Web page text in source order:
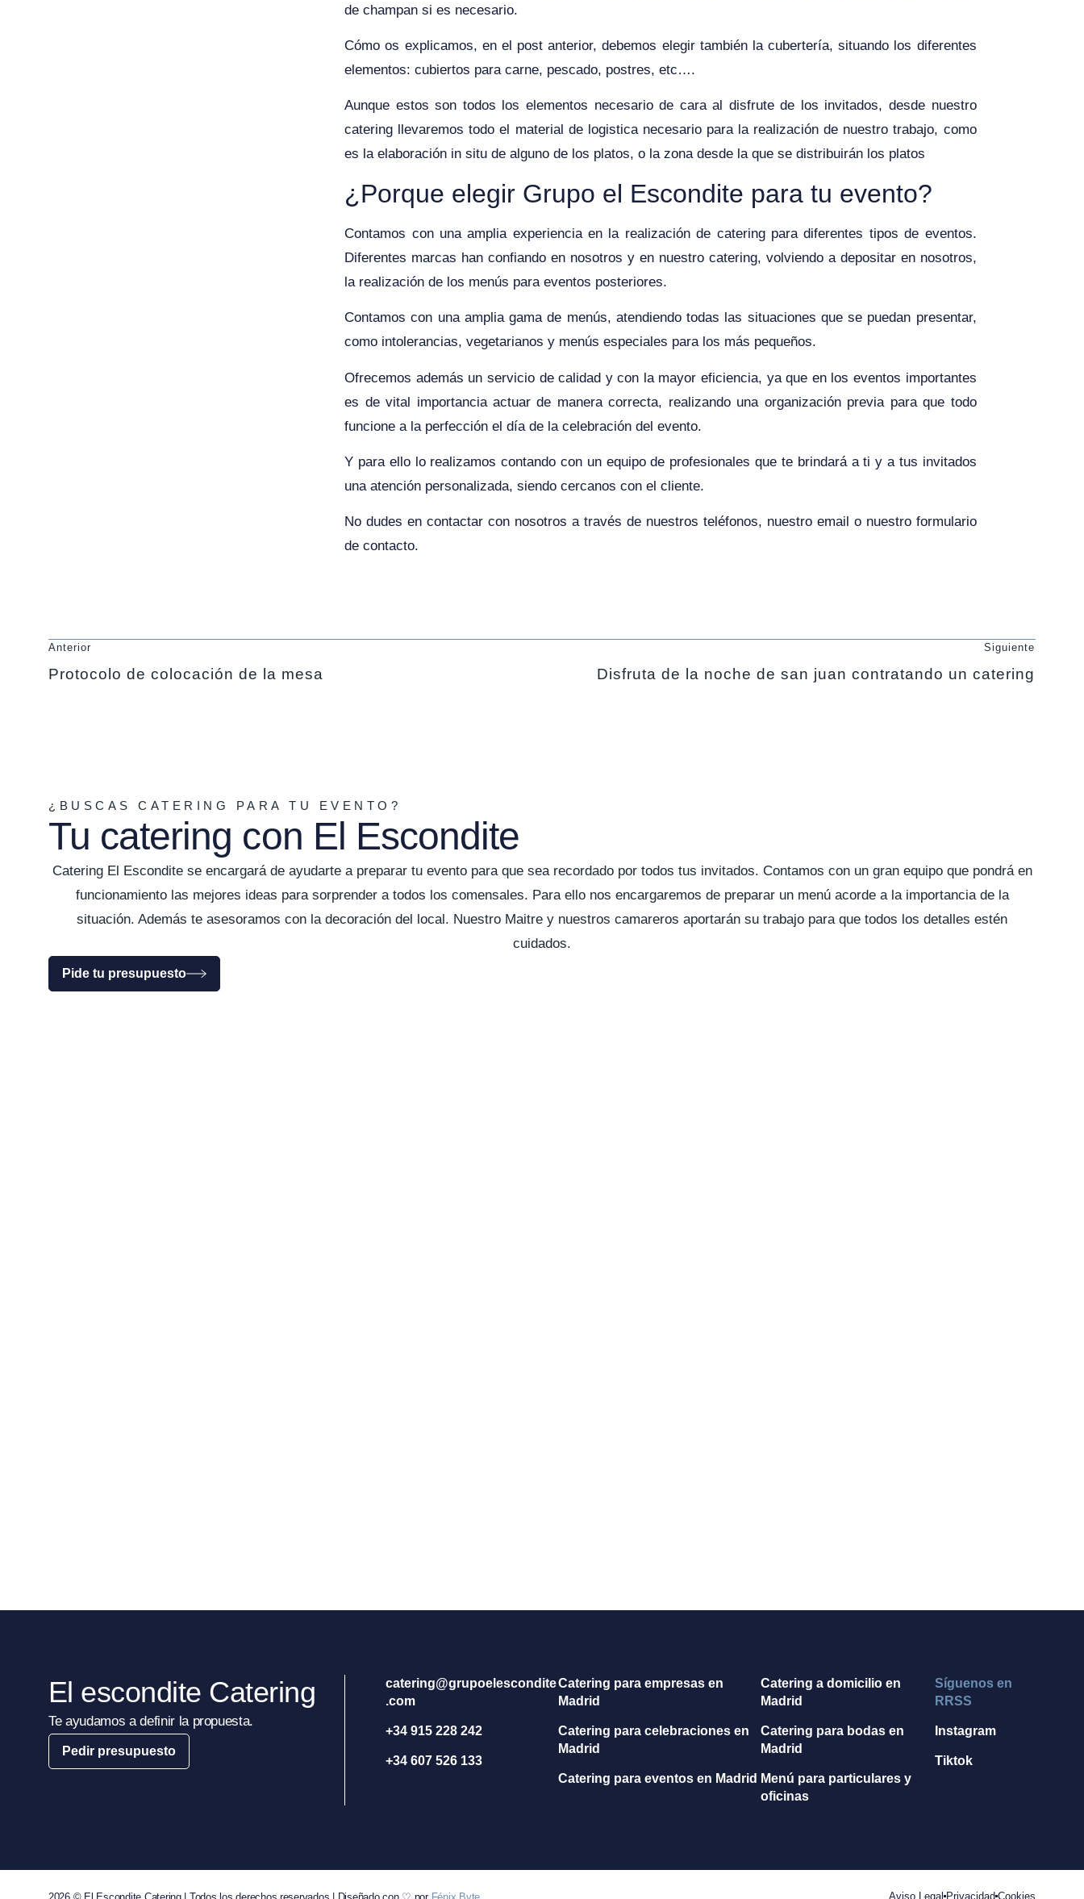
de champan si es necesario.
Cómo os explicamos, en el post anterior, debemos elegir también la cubertería, situando los diferentes
elementos: cubiertos para carne, pescado, postres, etc….
Aunque estos son todos los elementos necesario de cara al disfrute de los invitados, desde nuestro
catering llevaremos todo el material de logistica necesario para la realización de nuestro trabajo, como
es la elaboración in situ de alguno de los platos, o la zona desde la que se distribuirán los platos
¿Porque elegir Grupo el Escondite para tu evento?
Contamos con una amplia experiencia en la realización de catering para diferentes tipos de eventos.
Diferentes marcas han confiando en nosotros y en nuestro catering, volviendo a depositar en nosotros,
la realización de los menús para eventos posteriores.
Contamos con una amplia gama de menús, atendiendo todas las situaciones que se puedan presentar,
como intolerancias, vegetarianos y menús especiales para los más pequeños.
Ofrecemos además un servicio de calidad y con la mayor eficiencia, ya que en los eventos importantes
es de vital importancia actuar de manera correcta, realizando una organización previa para que todo
funcione a la perfección el día de la celebración del evento.
Y para ello lo realizamos contando con un equipo de profesionales que te brindará a ti y a tus invitados
una atención personalizada, siendo cercanos con el cliente.
No dudes en contactar con nosotros a través de nuestros teléfonos, nuestro email o nuestro formulario
de contacto.
Anterior
Protocolo de colocación de la mesa
Siguiente
Disfruta de la noche de san juan contratando un catering
¿BUSCAS CATERING PARA TU EVENTO?
Tu catering con El Escondite
Catering El Escondite se encargará de ayudarte a preparar tu evento para que sea recordado por todos tus invitados. Contamos con un gran equipo que pondrá en
funcionamiento las mejores ideas para sorprender a todos los comensales. Para ello nos encargaremos de preparar un menú acorde a la importancia de la
situación. Además te asesoramos con la decoración del local. Nuestro Maitre y nuestros camareros aportarán su trabajo para que todos los detalles estén
cuidados.
Pide tu presupuesto
El escondite Catering
Te ayudamos a definir la propuesta.
Pedir presupuesto
catering@grupoelescondite
.com
+34 915 228 242
+34 607 526 133
Catering para empresas en
Madrid
Catering para celebraciones en
Madrid
Catering para eventos en Madrid
Catering a domicilio en
Madrid
Catering para bodas en
Madrid
Menú para particulares y
oficinas
Síguenos en
RRSS
Instagram
Tiktok
Aviso Legal Privacidad Cookies